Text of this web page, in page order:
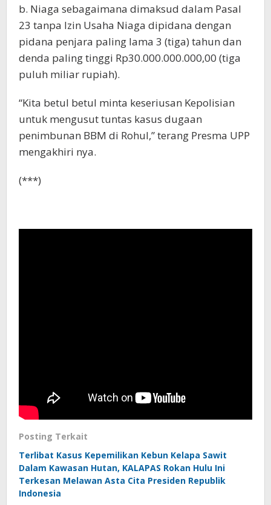
b. Niaga sebagaimana dimaksud dalam Pasal
23 tanpa Izin Usaha Niaga dipidana dengan
pidana penjara paling lama 3 (tiga) tahun dan
denda paling tinggi Rp30.000.000.000,00 (tiga
puluh miliar rupiah).
“Kita betul betul minta keseriusan Kepolisian
untuk mengusut tuntas kasus dugaan
penimbunan BBM di Rohul,” terang Presma UPP
mengakhiri nya.
(***)
Posting Terkait
Terlibat Kasus Kepemilikan Kebun Kelapa Sawit
Dalam Kawasan Hutan, KALAPAS Rokan Hulu Ini
Terkesan Melawan Asta Cita Presiden Republik
Indonesia